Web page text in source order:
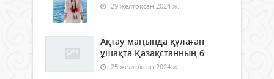
29 желтоқсан 2024 ж.
Ақтау маңында құлаған
ұшақта Қазақстанның 6
25 желтоқсан 2024 ж.